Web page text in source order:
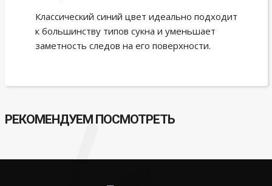
Классический синий цвет идеально подходит
к большинству типов сукна и уменьшает
заметность следов на его поверхности.
РЕКОМЕНДУЕМ ПОСМОТРЕТЬ